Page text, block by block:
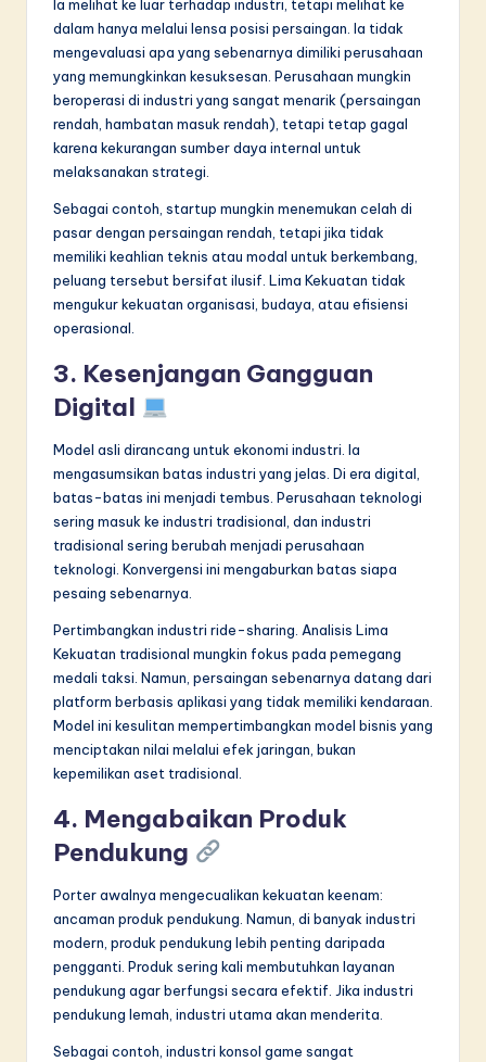
Ia melihat ke luar terhadap industri, tetapi melihat ke
dalam hanya melalui lensa posisi persaingan. Ia tidak
mengevaluasi apa yang sebenarnya dimiliki perusahaan
yang memungkinkan kesuksesan. Perusahaan mungkin
beroperasi di industri yang sangat menarik (persaingan
rendah, hambatan masuk rendah), tetapi tetap gagal
karena kekurangan sumber daya internal untuk
melaksanakan strategi.
Sebagai contoh, startup mungkin menemukan celah di
pasar dengan persaingan rendah, tetapi jika tidak
memiliki keahlian teknis atau modal untuk berkembang,
peluang tersebut bersifat ilusif. Lima Kekuatan tidak
mengukur kekuatan organisasi, budaya, atau efisiensi
operasional.
3. Kesenjangan Gangguan
Digital
Model asli dirancang untuk ekonomi industri. Ia
mengasumsikan batas industri yang jelas. Di era digital,
batas-batas ini menjadi tembus. Perusahaan teknologi
sering masuk ke industri tradisional, dan industri
tradisional sering berubah menjadi perusahaan
teknologi. Konvergensi ini mengaburkan batas siapa
pesaing sebenarnya.
Pertimbangkan industri ride-sharing. Analisis Lima
Kekuatan tradisional mungkin fokus pada pemegang
medali taksi. Namun, persaingan sebenarnya datang dari
platform berbasis aplikasi yang tidak memiliki kendaraan.
Model ini kesulitan mempertimbangkan model bisnis yang
menciptakan nilai melalui efek jaringan, bukan
kepemilikan aset tradisional.
4. Mengabaikan Produk
Pendukung
Porter awalnya mengecualikan kekuatan keenam:
ancaman produk pendukung. Namun, di banyak industri
modern, produk pendukung lebih penting daripada
pengganti. Produk sering kali membutuhkan layanan
pendukung agar berfungsi secara efektif. Jika industri
pendukung lemah, industri utama akan menderita.
Sebagai contoh, industri konsol game sangat